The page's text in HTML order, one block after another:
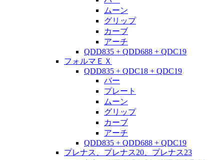
ムーン
グリップ
カーブ
アーチ
QDD835 + QDD688 + QDC19
フォルマＥＸ
QDD835 + QDC18 + QDC19
バー
プレート
ムーン
グリップ
カーブ
アーチ
QDD835 + QDD688 + QDC19
プレナス、プレナス20、プレナス23